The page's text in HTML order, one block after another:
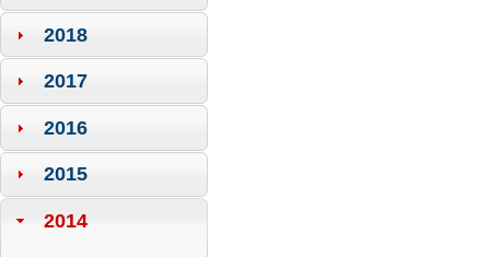
2018
2017
2016
2015
2014